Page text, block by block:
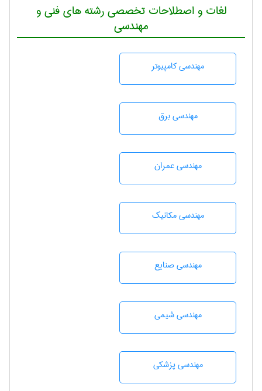
لغات و اصطلاحات تخصصی رشته های فنی و
مهندسی
مهندسی كامپيوتر
مهندسی برق
مهندسی عمران
مهندسی مکانیک
مهندسی صنايع
مهندسي شيمی
مهندسی پزشکی